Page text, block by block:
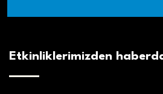
Etkinliklerimizden